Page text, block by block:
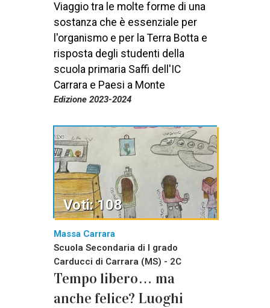
Viaggio tra le molte forme di una
sostanza che è essenziale per
l'organismo e per la Terra Botta e
risposta degli studenti della
scuola primaria Saffi dell'IC
Carrara e Paesi a Monte
Edizione 2023-2024
Massa Carrara
Scuola Secondaria di I grado
Carducci di Carrara (MS) - 2C
Tempo libero… ma
anche felice? Luoghi
Voti: 108